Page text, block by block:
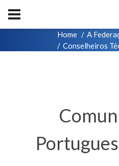
Home A
Conselheiros